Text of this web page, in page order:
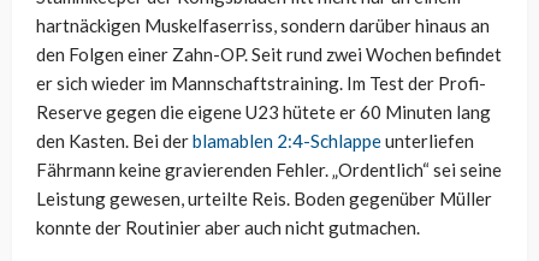
hartnäckigen Muskelfaserriss, sondern darüber hinaus an
den Folgen einer Zahn-OP. Seit rund zwei Wochen befindet
er sich wieder im Mannschaftstraining. Im Test der Profi-
Reserve gegen die eigene U23 hütete er 60 Minuten lang
den Kasten. Bei derblamablen 2:4-Schlappeunterliefen
Fährmann keine gravierenden Fehler. „Ordentlich“ sei seine
Leistung gewesen, urteilte Reis. Boden gegenüber Müller
konnte der Routinier aber auch nicht gutmachen.